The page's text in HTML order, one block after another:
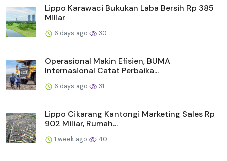
Lippo Karawaci Bukukan Laba Bersih Rp 385
Miliar
6 days ago 30
Operasional Makin Efisien, BUMA
Internasional Catat Perbaika...
6 days ago 31
Lippo Cikarang Kantongi Marketing Sales Rp
902 Miliar, Rumah...
1 week ago 40